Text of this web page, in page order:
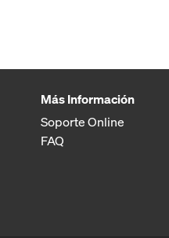
Más Información
Soporte Online
FAQ